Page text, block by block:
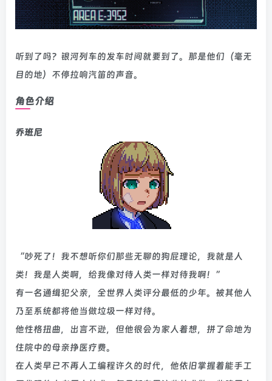
听到了吗？银河列车的发车时间就要到了。那是他们（毫无
目的地）不停拉响汽笛的声音。
角色介绍
乔班尼
“吵死了！我不想听你们那些无聊的狗屁理论，我就是人
类！我是人类啊，给我像对待人类一样对待我啊！”
有一名通缉犯父亲，全世界人类评分最低的少年。被其他人
乃至系统都将他当做垃圾一样对待。
他性格扭曲，出言不逊，但他很会为家人着想，拼了命地为
住院中的母亲挣医疗费。
在人类早已不再人工编程许久的时代，他依旧掌握着能手工